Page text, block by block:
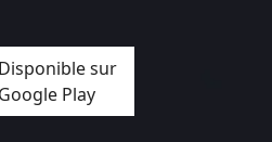
Disponible sur
Google Play